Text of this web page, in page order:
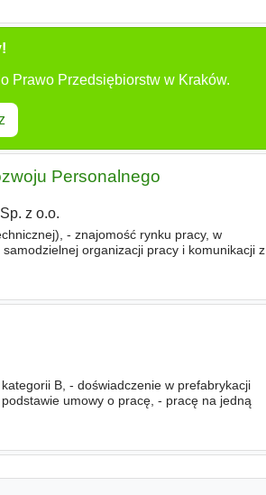
Prawo Przedsiębiorstw w Kraków.
Personalnego
z o.o.
- znajomość rynku pracy, w
organizacji pracy i komunikacji z
B, - doświadczenie w prefabrykacji
umowy o pracę, - pracę na jedną